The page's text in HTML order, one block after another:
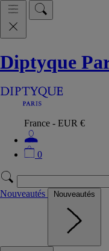
Diptyque
France - EUR €
0
Nouveautés Nouveautés